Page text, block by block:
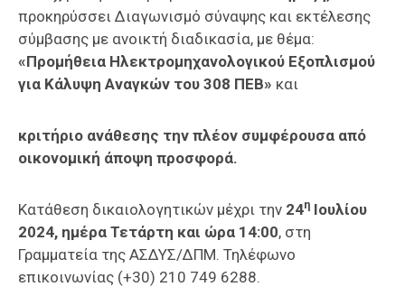
προκηρύσσει Διαγωνισμό σύναψης και εκτέλεσης
σύμβασης με ανοικτή διαδικασία, με θέμα:
«Προμήθεια Ηλεκτρομηχανολογικού Εξοπλισμού
για Κάλυψη Αναγκών του 308 ΠΕΒ» και
κριτήριο ανάθεσης την πλέον συμφέρουσα από
οικονομική άποψη προσφορά.
Κατάθεση δικαιολογητικών μέχρι την 24η Ιουλίου
2024, ημέρα Τετάρτη και ώρα 14:00, στη
Γραμματεία της ΑΣΔΥΣ/ΔΠΜ. Τηλέφωνο
επικοινωνίας (+30) 210 749 6288.